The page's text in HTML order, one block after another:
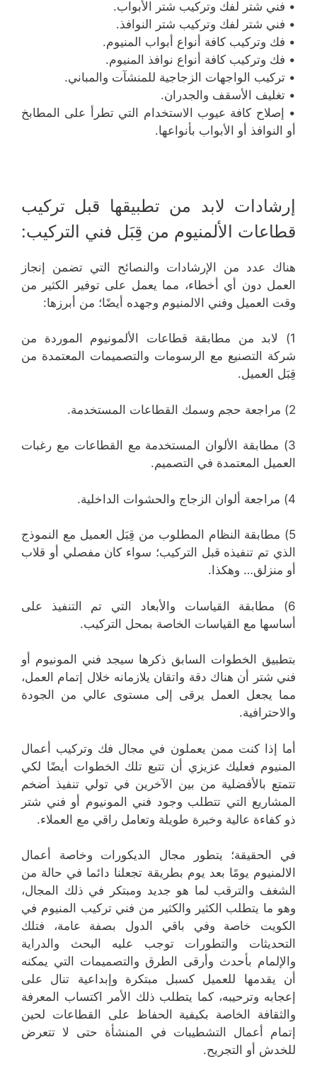
• فني شتر لفك وتركيب شتر الأبواب.
• فني شتر لفك وتركيب شتر النوافذ.
• فك وتركيب كافة أنواع أبواب المنيوم.
• فك وتركيب كافة أنواع نوافذ المنيوم.
• تركيب الواجهات الزجاجية للمنشآت والمباني.
• تغليف الأسقف والجدران.
• إصلاح كافة عيوب الاستخدام التي تطرأ على المطابخ
أو النوافذ أو الأبواب بأنواعها.
إرشادات لابد من تطبيقها قبل تركيب
قطاعات الألمنيوم من قِبَل فني التركيب:
هناك عدد من الإرشادات والنصائح التي تضمن إنجاز
العمل دون أي أخطاء، مما يعمل على توفير الكثير من
وقت العميل وفني الالمنيوم وجهده أيضًا؛ من أبرزها:
1) لابد من مطابقة قطاعات الألمونيوم الموردة من
شركة التصنيع مع الرسومات والتصميمات المعتمدة من
قِبَل العميل.
2) مراجعة حجم وسمك القطاعات المستخدمة.
3) مطابقة الألوان المستخدمة مع القطاعات مع رغبات
العميل المعتمدة في التصميم.
4) مراجعة ألوان الزجاج والحشوات الداخلية.
5) مطابقة النظام المطلوب من قِبَل العميل مع النموذج
الذي تم تنفيذه قبل التركيب؛ سواء كان مفصلي أو قلاب
أو منزلق… وهكذا.
6) مطابقة القياسات والأبعاد التي تم التنفيذ على
أساسها مع القياسات الخاصة بمحل التركيب.
بتطبيق الخطوات السابق ذكرها سيجد فني المونيوم أو
فني شتر أن هناك دقة واتقان يلازمانه خلال إتمام العمل،
مما يجعل العمل يرقى إلى مستوى عالي من الجودة
والاحترافية.
أما إذا كنت ممن يعملون في مجال فك وتركيب أعمال
المنيوم فعليك عزيزي أن تتبع تلك الخطوات أيضًا لكي
تتمتع بالأفضلية من بين الآخرين في تولي تنفيذ أضخم
المشاريع التي تتطلب وجود فني المونيوم أو فني شتر
ذو كفاءة عالية وخبرة طويلة وتعامل راقي مع العملاء.
في الحقيقة؛ يتطور مجال الديكورات وخاصة أعمال
الالمنيوم يومًا بعد يوم بطريقة تجعلنا دائما في حالة من
الشغف والترقب لما هو جديد ومبتكر في ذلك المجال،
وهو ما يتطلب الكثير والكثير من فني تركيب المنيوم في
الكويت خاصة وفي باقي الدول بصفة عامة، فتلك
التحديثات والتطورات توجب عليه البحث والدراية
والإلمام بأحدث وأرقى الطرق والتصميمات التي يمكنه
أن يقدمها للعميل كسبل مبتكرة وإبداعية تنال على
إعجابه وترحيبه، كما يتطلب ذلك الأمر اكتساب المعرفة
والثقافة الخاصة بكيفية الحفاظ على القطاعات لحين
إتمام أعمال التشطيبات في المنشأة حتى لا تتعرض
للخدش أو التجريح.